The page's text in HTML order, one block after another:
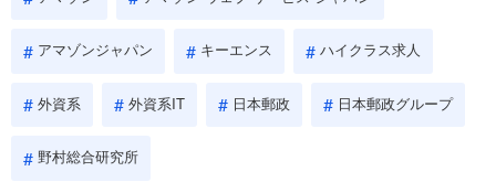
アマゾンジャパン キーエンス ハイクラス求人
外資系 外資系IT 日本郵政 日本郵政グループ
野村総合研究所